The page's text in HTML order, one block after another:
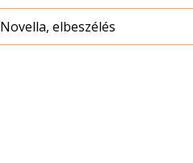
Novella, elbeszélés